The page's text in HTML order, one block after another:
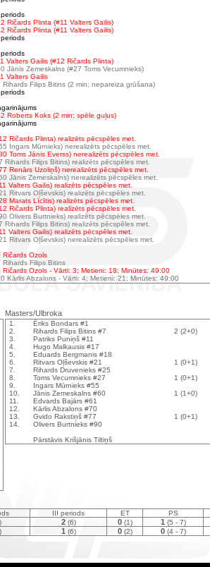
Ričards Plinta (#11 Valters Gailis)
Ričards Plinta (#11 Valters Gailis)
Valters Gailis (#12 Ričards Plinta)
Jānis Zemeskalns (#27 Toms Vecumnieks)
Valters Gailis
Rihards Filips Bitins (2 min; nepareiza grūšana)
Roberts Koks (2 min; spēle guļus)
Ričards Plinta) realizēts pēcspēles met.
Ingars Mūrnieks) nerealizēts pēcspēles met.
Toms Jānis Everss) nerealizēts pēcspēles met.
Rihards Filips Bitins) realizēts pēcspēles met.
Renārs Uzoliņš) nerealizēts pēcspēles met.
Jānis Zemeskalns) nerealizēts pēcspēles met.
Valters Gailis) realizēts pēcspēles met.
Ritvars Oļševskis) realizēts pēcspēles met.
Marats Līcītis) realizēts pēcspēles met.
Ričards Plinta) realizēts pēcspēles met.
Olivers Burtnieks) realizēts pēcspēles met.
Rihards Filips Bitins) realizēts pēcspēles met.
Valters Gailis) realizēts pēcspēles met.
Ritvars Oļševskis) nerealizēts pēcspēles met.
Ričards Ozols
Rihards Filips Bitins
Ričards Ozols - Vārti: 3; Metieni: 18; Minūtes: 49:00
Kārlis Abzalons - Vārti: 4; Metieni: 21; Minūtes: 49:00
Masters/Ulbroka
1.
Ēriks Bondars #1
2.
Rihards Filips Bitins #7 2 (2+0)
3.
Patriks Puniņš #11
4.
Hugo Malkausis #17
5.
Eduards Bergmanis #18
6.
Ritvars Oļševskis #21
1 (0+1)
7.
Rihards Druvenieks #25
8.
Toms Vecumnieks #27 1 (0+1)
9.
Ingars Mūrnieks #55
10.
Jānis Zemeskalns #60 1 (1+0)
11.
Edvards Bajārs #61
12.
Kārlis Abzalons #70
13.
Gvido Rakstiņš #77
1 (0+1)
14.
Olivers Burtnieks #90
Pārstāvis Krišjānis Tiltiņš
III periods ET PS
2(6) 0(1) 1 (5 - 7)
1 (6) 0(2) 0(4 - 7)